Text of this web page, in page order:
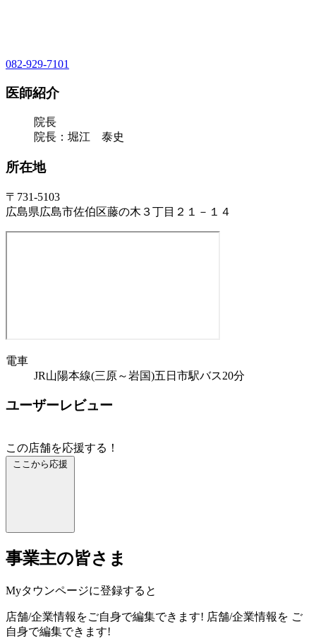
082-929-7101
医師紹介
院長
院長：堀江 泰史
所在地
〒731-5103
広島県広島市佐伯区藤の木３丁目２１－１４
電車
JR山陽本線(三原～岩国)五日市駅バス20分
ユーザーレビュー
この店舗を応援する！
ここから応援
事業主の皆さま
Myタウンページに登録すると
店舗/企業情報をご自身で編集できます! 店舗/企業情報を ご
自身で編集できます!